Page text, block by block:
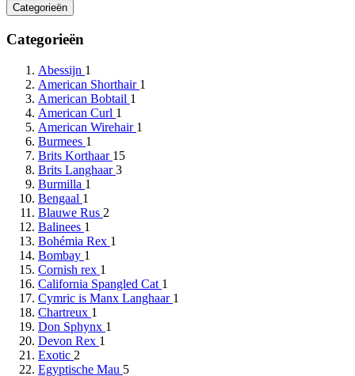
Categorieën
Categorieën
Abessijn 1
American Shorthair 1
American Bobtail 1
American Curl 1
American Wirehair 1
Burmees 1
Brits Korthaar 15
Brits Langhaar3
Burmilla 1
Bengaal 1
Blauwe Rus 2
Balinees 1
Bohémia Rex 1
Bombay 1
Cornish rex 1
California Spangled Cat 1
Cymric is Manx Langhaar 1
Chartreux 1
Don Sphynx 1
Devon Rex 1
Exotic 2
Egyptische Mau 5